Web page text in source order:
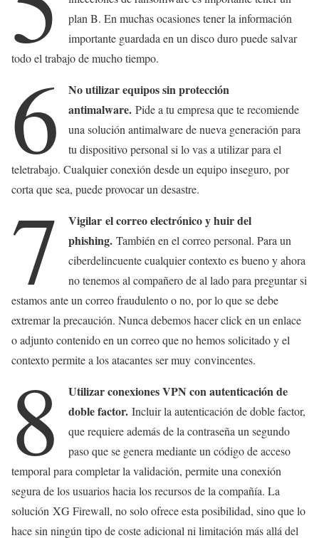
plan B. En muchas ocasiones tener la información
importante guardada en un disco duro puede salvar
todo el trabajo de mucho tiempo.
6
No utilizar equipos sin protección
antimalware. Pide a tu empresa que te recomiende
una solución antimalware de nueva generación para
tu dispositivo personal si lo vas a utilizar para el
teletrabajo. Cualquier conexión desde un equipo inseguro, por
corta que sea, puede provocar un desastre.
7
Vigilar el correo electrónico y huir del
phishing. También en el correo personal. Para un
ciberdelincuente cualquier contexto es bueno y ahora
no tenemos al compañero de al lado para preguntar si
estamos ante un correo fraudulento o no, por lo que se debe
extremar la precaución. Nunca debemos hacer click en un enlace
o adjunto contenido en un correo que no hemos solicitado y el
contexto permite a los atacantes ser muy convincentes.
8
Utilizar conexiones VPN con autenticación de
doble factor. Incluir la autenticación de doble factor,
que requiere además de la contraseña un segundo
paso que se genera mediante un código de acceso
temporal para completar la validación, permite una conexión
segura de los usuarios hacia los recursos de la compañía. La
solución XG Firewall, no solo ofrece esta posibilidad, sino que lo
hace sin ningún tipo de coste adicional ni limitación más allá del